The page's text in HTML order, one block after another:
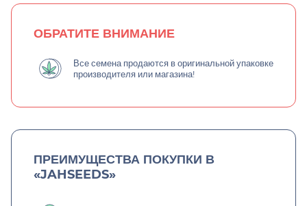
ОБРАТИТЕ ВНИМАНИЕ
Все семена продаются в оригинальной упаковке
производителя или магазина!
ПРЕИМУЩЕСТВА ПОКУПКИ В
«JAHSEEDS»